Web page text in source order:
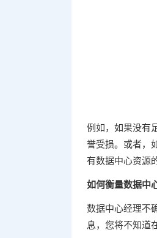
例如，如果没有
誉受损。或者，
有数据中心资源
如何衡量数据中
数据中心经理不
息，您将不知道